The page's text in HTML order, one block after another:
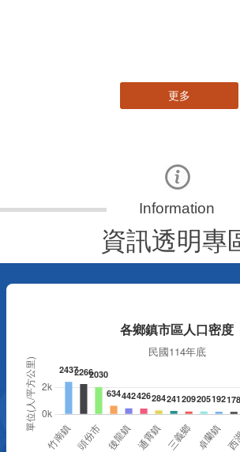
更多
資訊透明專